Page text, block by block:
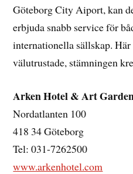
Göteborg City Aiport, kan
erbjuda snabb service för
internationella sällskap.
välutrustade, stämningen
Arken Hotel & Art
Nordatlanten 100
418 34 Göteborg
Tel: 031-7262500
www.arkenhotel.com